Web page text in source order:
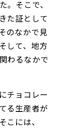
。そこで、
た証として
のなかで見
して、地方
わるなかで
チョコレー
る生産者が
こには、